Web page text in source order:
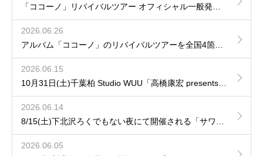
2026.06.26
2026.06.15
2026.06.14
2026.06.05